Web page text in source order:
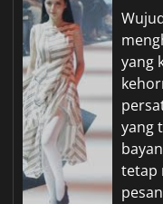
yang
yang
tetap